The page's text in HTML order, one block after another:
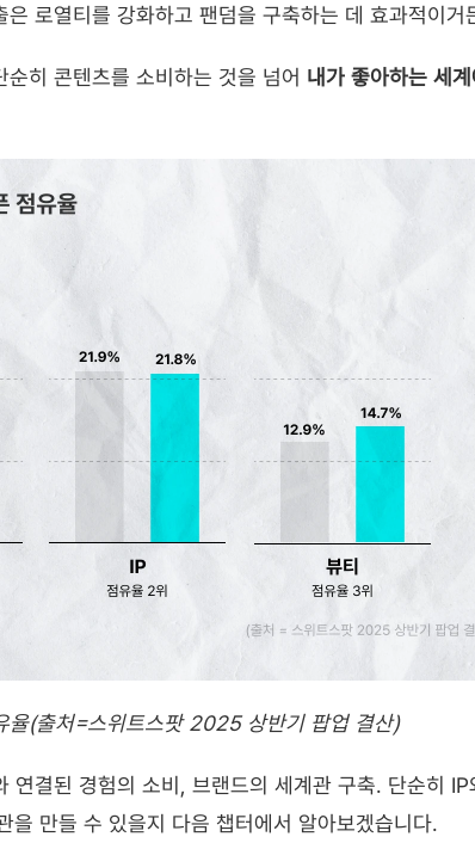
로열티를 강화하고 팬덤을 구축하는 데 효과적이거
히 콘텐츠를 소비하는 것을 넘어 내가 좋아하는 세
율(출처=스위트스팟 2025 상반기 팝업 결산)
연결된 경험의 소비, 브랜드의 세계관 구축. 단순히
을 만들 수 있을지 다음 챕터에서 알아보겠습니다.